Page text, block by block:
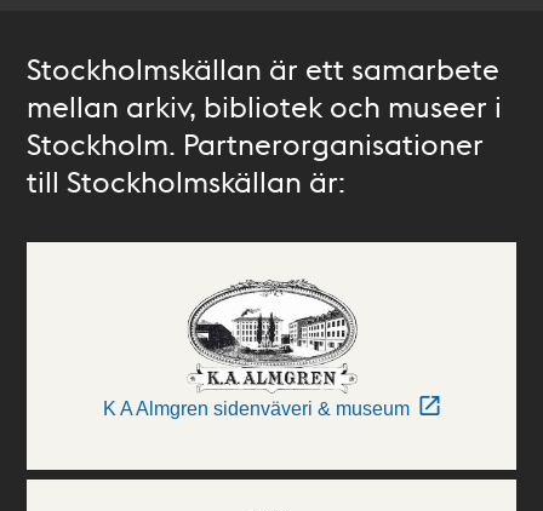
Stockholmskällan är ett samarbete
mellan arkiv, bibliotek och museer i
Stockholm. Partnerorganisationer
till Stockholmskällan är:
K A Almgren sidenväveri & museum